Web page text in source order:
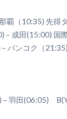
覇（10:35) 先得
– 成田(15:00) 国
バンコク（
– 羽田(06:05)